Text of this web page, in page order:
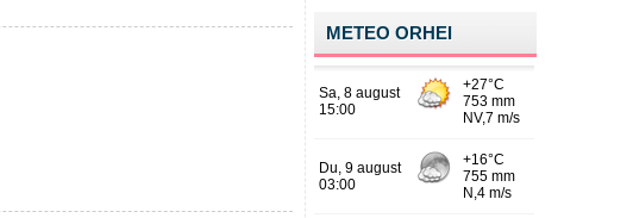
METEO ORHEI